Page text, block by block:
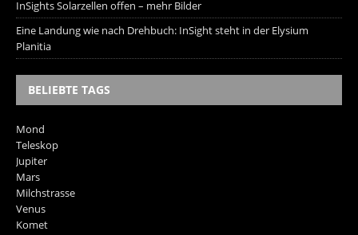
InSights Solarzellen offen – mehr Bilder
Eine Landung wie nach Drehbuch: InSight steht in der Elysium
Planitia
BELIEBTE TAGS
Mond
Teleskop
Jupiter
Mars
Milchstrasse
Venus
Komet